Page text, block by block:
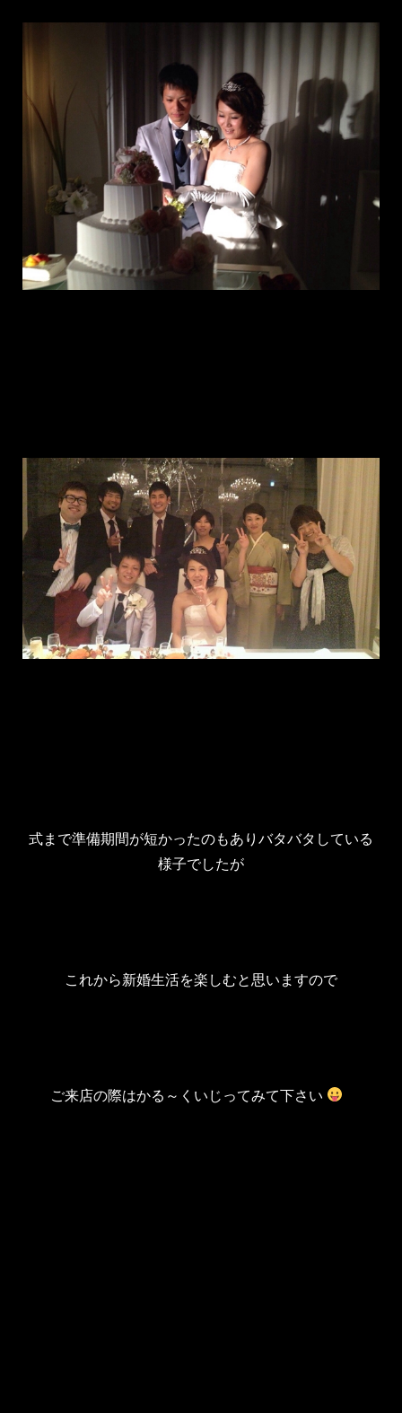
式まで準備期間が短かったのもありバタバタしている
様子でしたが
これから新婚生活を楽しむと思いますので
ご来店の際はかる～くいじってみて下さい